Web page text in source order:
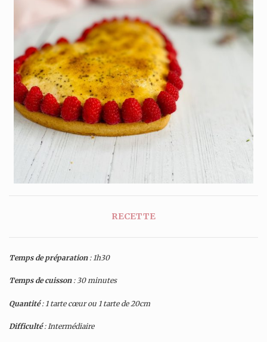
RECETTE
Temps de préparation: 1h30
Temps de cuisson: 30 minutes
Quantité: 1 tarte cœur ou 1 tarte de 20cm
Difficulté: Intermédiaire